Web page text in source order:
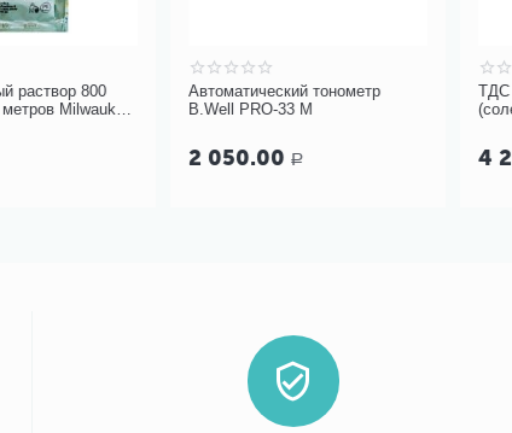
800
Milwaukee
Автоматический тонометр
B.Well PRO-33 М
2 050.00 Р
ТДС
4